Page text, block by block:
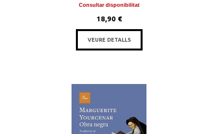
Consultar disponibilitat
18,90 €
VEURE DETALLS